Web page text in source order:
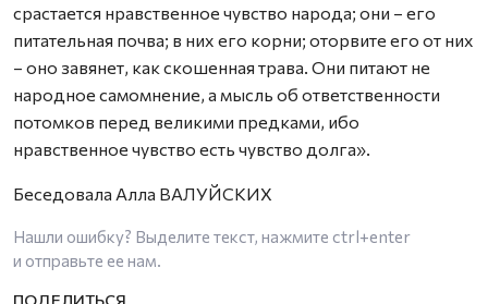
срастается нравственное чувство народа; они – его
питательная почва; в них его корни; оторвите его от них
– оно завянет, как скошенная трава. Они питают не
народное самомнение, а мысль об ответственности
потомков перед великими предками, ибо
нравственное чувство есть чувство долга».
Беседовала Алла ВАЛУЙСКИХ
Нашли ошибку? Выделите текст, нажмите ctrl+enter
и отправьте ее нам.